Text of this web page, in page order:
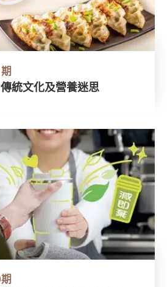
統文化及營養迷思